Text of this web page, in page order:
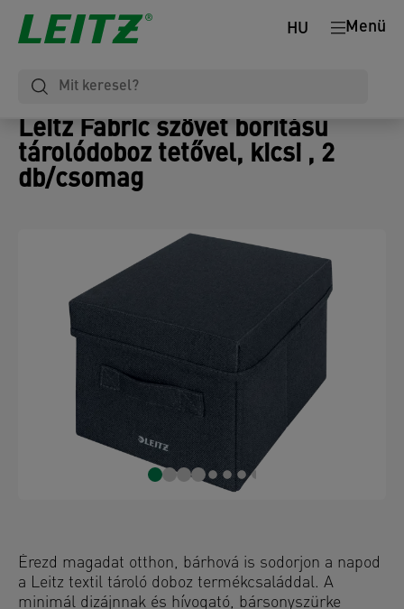
Menü
HU
Leitz Fabric szövet borítású
tárolódoboz tetővel, kicsi , 2
db/csomag
Érezd magadat otthon, bárhová is sodorjon a napod
a Leitz textil tároló doboz termékcsaláddal. A
minimál dizájnnak és hívogató, bársonyszürke